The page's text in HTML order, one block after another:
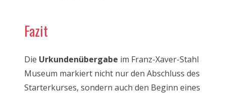
Fazit
Die Urkundenübergabe im Franz-Xaver-Stahl
Museum markiert nicht nur den Abschluss des
Starterkurses, sondern auch den Beginn eines